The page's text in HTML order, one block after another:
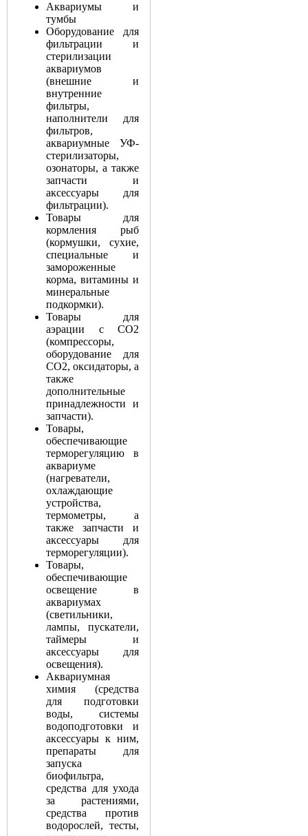
Аквариумы и
тумбы
Оборудование для
фильтрации и
стерилизации
аквариумов
(внешние и
внутренние
фильтры,
наполнители для
фильтров,
аквариумные УФ-
стерилизаторы,
озонаторы, а также
запчасти и
аксессуары для
фильтрации).
Товары для
кормления рыб
(кормушки, сухие,
специальные и
замороженные
корма, витамины и
минеральные
подкормки).
Товары для
аэрации с СО2
(компрессоры,
оборудование для
СО2, оксидаторы, а
также
дополнительные
принадлежности и
запчасти).
Товары,
обеспечивающие
терморегуляцию в
аквариуме
(нагреватели,
охлаждающие
устройства,
термометры, а
также запчасти и
аксессуары для
терморегуляции).
Товары,
обеспечивающие
освещение в
аквариумах
(светильники,
лампы, пускатели,
таймеры и
аксессуары для
освещения).
Аквариумная
химия (средства
для подготовки
воды, системы
водоподготовки и
аксессуары к ним,
препараты для
запуска
биофильтра,
средства для ухода
за растениями,
средства против
водорослей, тесты,